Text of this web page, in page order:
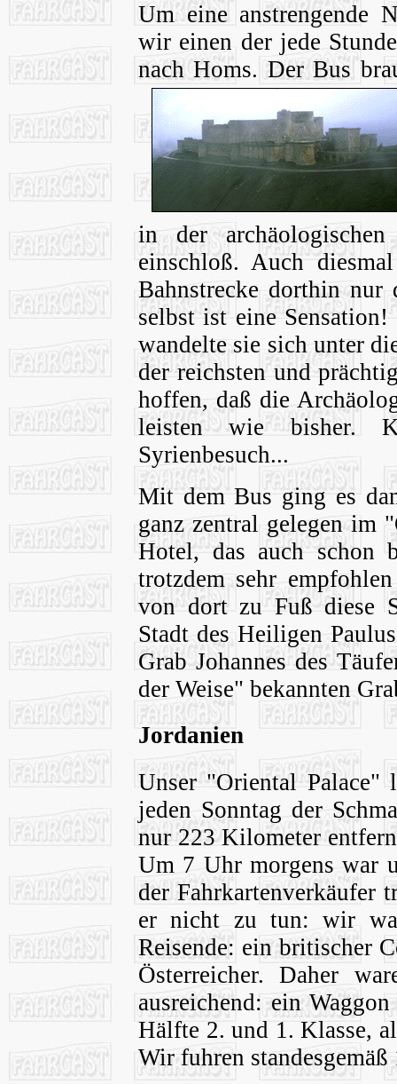
Um eine anstrengende
wir einen der jede
nach Homs. Der Bus
in der
einschloß. Auch
Bahnstrecke dorthin nur
selbst ist eine
wandelte sie sich unter
der reichsten und
hoffen, daß die
leisten wie bisher.
Syrienbesuch...
Mit dem Bus ging es
ganz zentral gelegen im
Hotel, das auch schon
trotzdem sehr
von dort zu Fuß diese
Stadt des Heiligen
Grab Johannes des
der Weise" bekannten
Jordanien
Unser "Oriental Palace"
jeden Sonntag der
nur 223 Kilometer
Um 7 Uhr morgens war
der Fahrkartenverkäufer
er nicht zu tun: wir
Reisende: ein britischer
Österreicher. Daher
ausreichend: ein
Hälfte 2. und 1. Klasse,
Wir fuhren standesgemäß